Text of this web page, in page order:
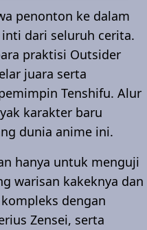
penonton ke dalam
dari seluruh cerita.
praktisi Outsider
juara serta
Tenshifu. Alur
karakter baru
dunia anime ini.
hanya untuk menguji
warisan kakeknya dan
dengan
Zensei, serta